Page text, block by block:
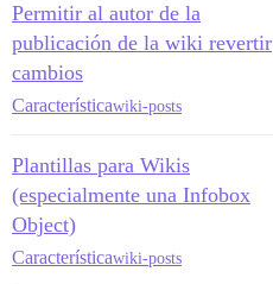
Permitir al autor de la
publicación de la wiki revertir
cambios
Característicawiki-posts
Plantillas para Wikis
(especialmente una Infobox
Object)
Característicawiki-posts